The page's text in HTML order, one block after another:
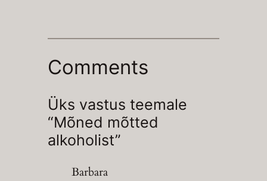
Comments
Üks vastus teemale
“Mõned mõtted
alkoholist”
Barbara